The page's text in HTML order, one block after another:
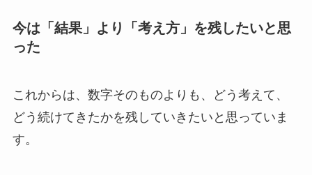
今は「結果」より「考え方」を残したいと思
った
これからは、数字そのものよりも、どう考えて、
どう続けてきたかを残していきたいと思っていま
す。